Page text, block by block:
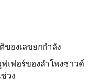
องเลขยกกำลัง
เฟอร์ของลำโพงซาวด์
วง